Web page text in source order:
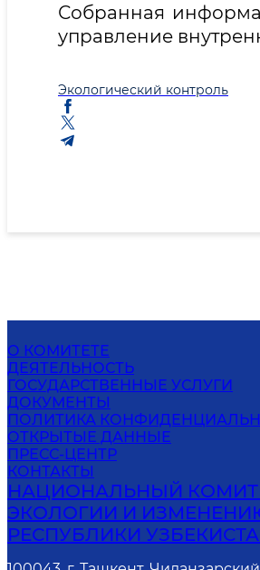
Собранная
управление
Экологический контроль
О КОМИТЕТЕ
ДЕЯТЕЛЬНОСТЬ
ГОСУДАРСТВЕННЫЕ УСЛУГИ
ДОКУМЕНТЫ
ПОЛИТИКА
ОТКРЫТЫЕ ДАННЫЕ
ПРЕСС-ЦЕНТР
КОНТАКТЫ
НАЦИОНАЛЬНЫЙ
ЭКОЛОГИИ И
РЕСПУБЛИКИ